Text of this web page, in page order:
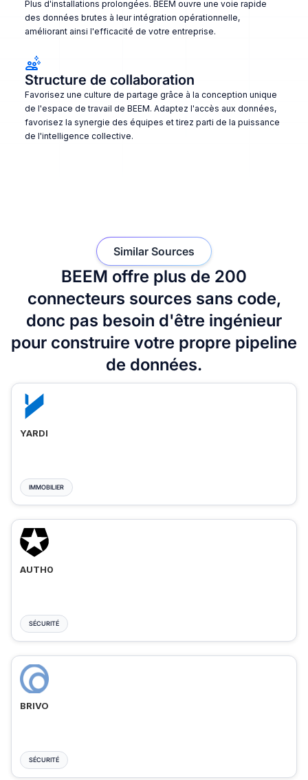
Plus d'installations prolongées. BEEM ouvre une voie rapide
des données brutes à leur intégration opérationnelle,
améliorant ainsi l'efficacité de votre entreprise.
Structure de collaboration
Favorisez une culture de partage grâce à la conception unique
de l'espace de travail de BEEM. Adaptez l'accès aux données,
favorisez la synergie des équipes et tirez parti de la puissance
de l'intelligence collective.
BEEM offre plus de 200
connecteurs sources sans code,
donc pas besoin d'être ingénieur
pour construire votre propre pipeline
de données.
Similar Sources
YARDI
IMMOBILIER
AUTH0
SÉCURITÉ
BRIVO
SÉCURITÉ